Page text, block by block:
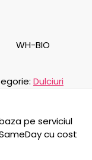
WH-BIO
Dulciuri
pe serviciul
cu cost